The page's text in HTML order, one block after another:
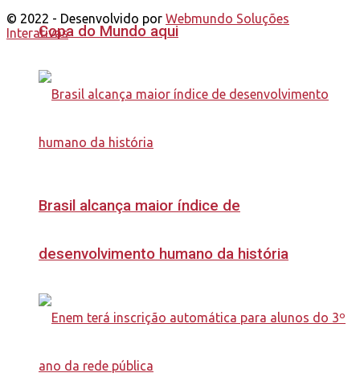
Copa do Mundo aqui
Brasil alcança maior índice de
desenvolvimento humano da história
© 2022 - Desenvolvido por Webmundo Soluções
Interativas